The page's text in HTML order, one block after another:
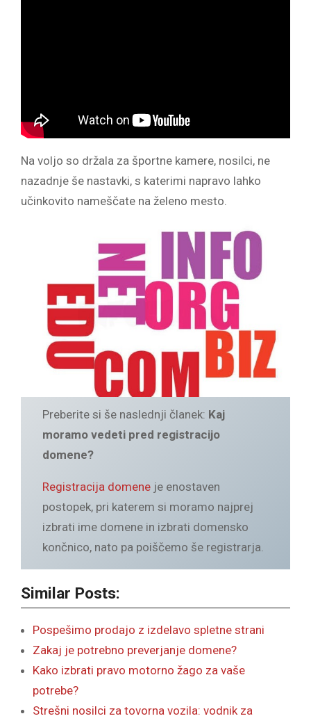
Na voljo so držala za športne kamere, nosilci, ne
nazadnje še nastavki, s katerimi napravo lahko
učinkovito nameščate na želeno mesto.
Preberite si še naslednji članek: Kaj
moramo vedeti pred registracijo
domene?
Registracija domene je enostaven
postopek, pri katerem si moramo najprej
izbrati ime domene in izbrati domensko
končnico, nato pa poiščemo še registrarja.
Similar Posts:
Pospešimo prodajo z izdelavo spletne strani
Zakaj je potrebno preverjanje domene?
Kako izbrati pravo motorno žago za vaše
potrebe?
Strešni nosilci za tovorna vozila: vodnik za